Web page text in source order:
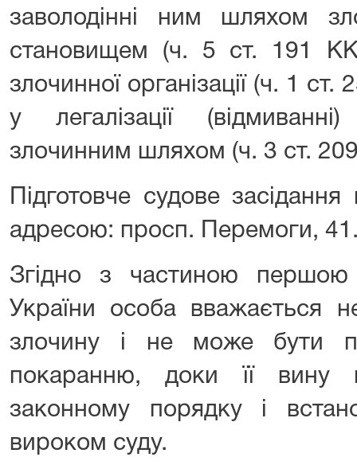
заволодінні ним шляхом
становищем (ч. 5 ст. 191 КК
злочинної організації (ч. 1
у легалізації
злочинним шляхом (ч. 3 ст.
Підготовче судове
адресою: просп. Перемоги,
Згідно з частиною першою
України особа вважається
злочину і не може бути
покаранню, доки її
законному порядку і
вироком суду.